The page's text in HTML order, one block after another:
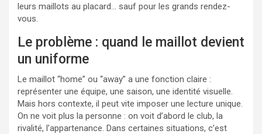
leurs maillots au placard… sauf pour les grands rendez-
vous.
Le problème : quand le maillot devient
un uniforme
Le maillot “home” ou “away” a une fonction claire :
représenter une équipe, une saison, une identité visuelle.
Mais hors contexte, il peut vite imposer une lecture unique.
On ne voit plus la personne : on voit d’abord le club, la
rivalité, l’appartenance. Dans certaines situations, c’est